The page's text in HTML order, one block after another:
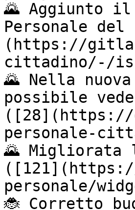
🌄 Aggiunto il
Personale
(https://
cittadino/-/
🌄 Nella
possibile
([28](https://
personale-
🌄 Migliorata
personale/
🐞 Corretto